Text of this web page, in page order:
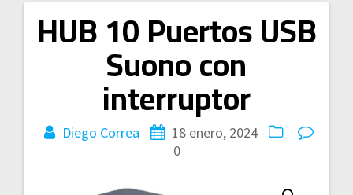
HUB 10 Puertos USB
Suono con
interruptor
Diego Correa
18 enero, 2024
0
Navegación
entradas